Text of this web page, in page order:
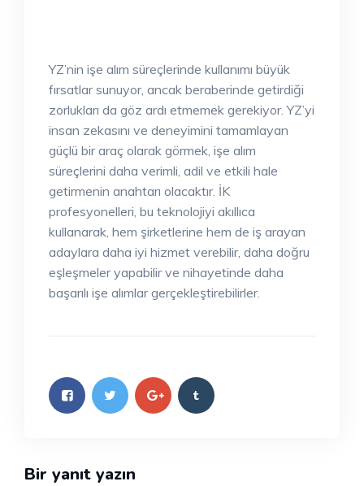
YZ’nin işe alım süreçlerinde kullanımı büyük
fırsatlar sunuyor, ancak beraberinde getirdiği
zorlukları da göz ardı etmemek gerekiyor. YZ’yi
insan zekasını ve deneyimini tamamlayan
güçlü bir araç olarak görmek, işe alım
süreçlerini daha verimli, adil ve etkili hale
getirmenin anahtarı olacaktır. İK
profesyonelleri, bu teknolojiyi akıllıca
kullanarak, hem şirketlerine hem de iş arayan
adaylara daha iyi hizmet verebilir, daha doğru
eşleşmeler yapabilir ve nihayetinde daha
başarılı işe alımlar gerçekleştirebilirler.
Bir yanıt yazın